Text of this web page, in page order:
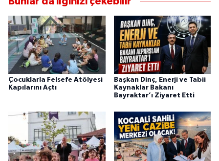
Çocuklarla Felsefe Atölyesi
Kapılarını Açtı
Başkan Dinç, Enerji ve Tabii
Kaynaklar Bakanı
Bayraktar’ı Ziyaret Etti